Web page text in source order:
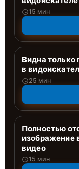
15 мин
Видна только
в
25 мин
Полностью
изображение
видео
15 мин